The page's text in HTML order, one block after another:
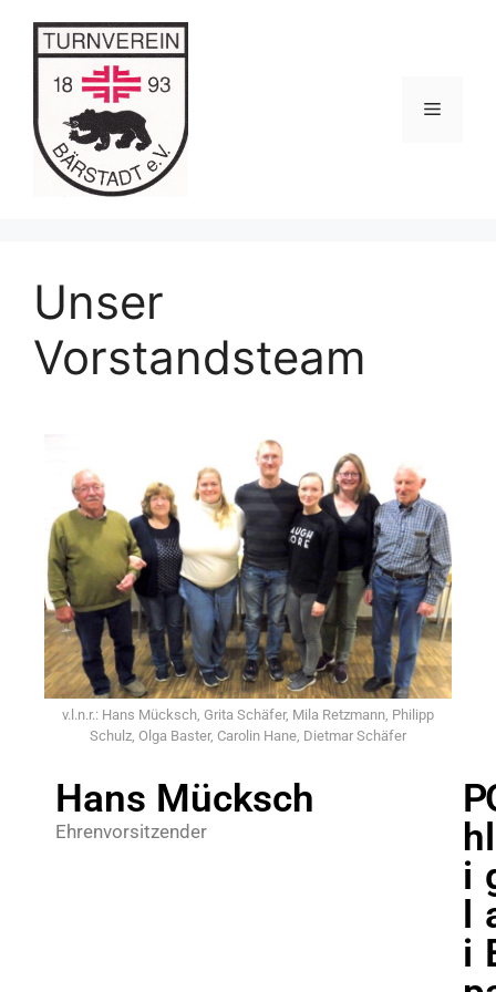
Unser
Vorstandsteam
v.l.n.r.: Hans Mücksch, Grita Schäfer, Mila Retzmann, Philipp
Schulz, Olga Baster, Carolin Hane, Dietmar Schäfer
Hans Mücksch
Ehrenvorsitzender
P
h
i
l
i
l